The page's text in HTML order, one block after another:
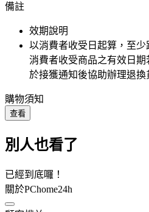
備註
效期說明
以消費者收受日起算，至少
消費者收受商品之有效日
於接獲通知後協助辦理退換
購物須知
查看
別人也看了
已經到底囉！
關於PChome24h